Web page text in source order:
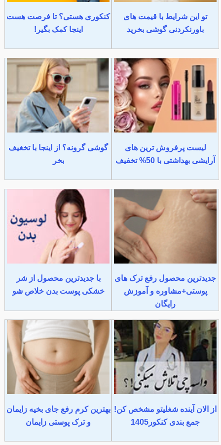
تو این شرایط با قیمت های
باورنکردنی گوشی بخرید
کنکوری هستی؟ تا فرصت هست
اینجا کمک بگیر!
لیست پرفروش ترین های
آرایشی بهداشتی با 50% تخفیف
گوشی گرونه؟ از اینجا با تخغیف
بخر
جدیدترین محصول رفع ترک های
پوستی+مشاوره و آموزش
رایگان
با جدیدترین محصول از شر
خشکی پوست بدن خلاص شو
از الان آینده شغلیتو مشخص کن!
جمع بندی کنکور1405
بهترین کرم رفع جای بخیه زایمان
و ترک پوستی زایمان